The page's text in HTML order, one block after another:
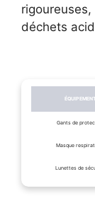
déchets
ÉQUIPEMENT
Gants de
Masque
Lunettes de